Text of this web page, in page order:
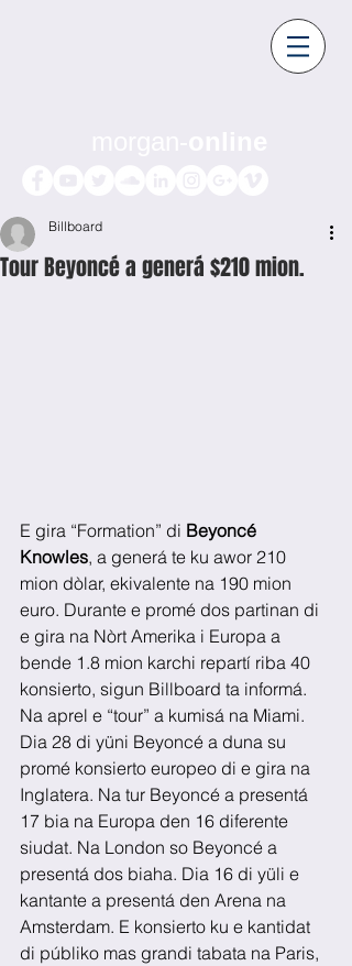
Tour Beyoncé a generá $210 mion.
Billboard
E gira “Formation” di Beyoncé
Knowles, a generá te ku awor 210
mion dòlar, ekivalente na 190 mion
euro. Durante e promé dos partinan di
e gira na Nòrt Amerika i Europa a
bende 1.8 mion karchi repartí riba 40
konsierto, sigun Billboard ta informá.
Na aprel e “tour” a kumisá na Miami.
Dia 28 di yüni Beyoncé a duna su
promé konsierto europeo di e gira na
Inglatera. Na tur Beyoncé a presentá
17 bia na Europa den 16 diferente
siudat. Na London so Beyoncé a
presentá dos biaha. Dia 16 di yüli e
kantante a presentá den Arena na
Amsterdam. E konsierto ku e kantidat
di públiko mas grandi tabata na Paris,